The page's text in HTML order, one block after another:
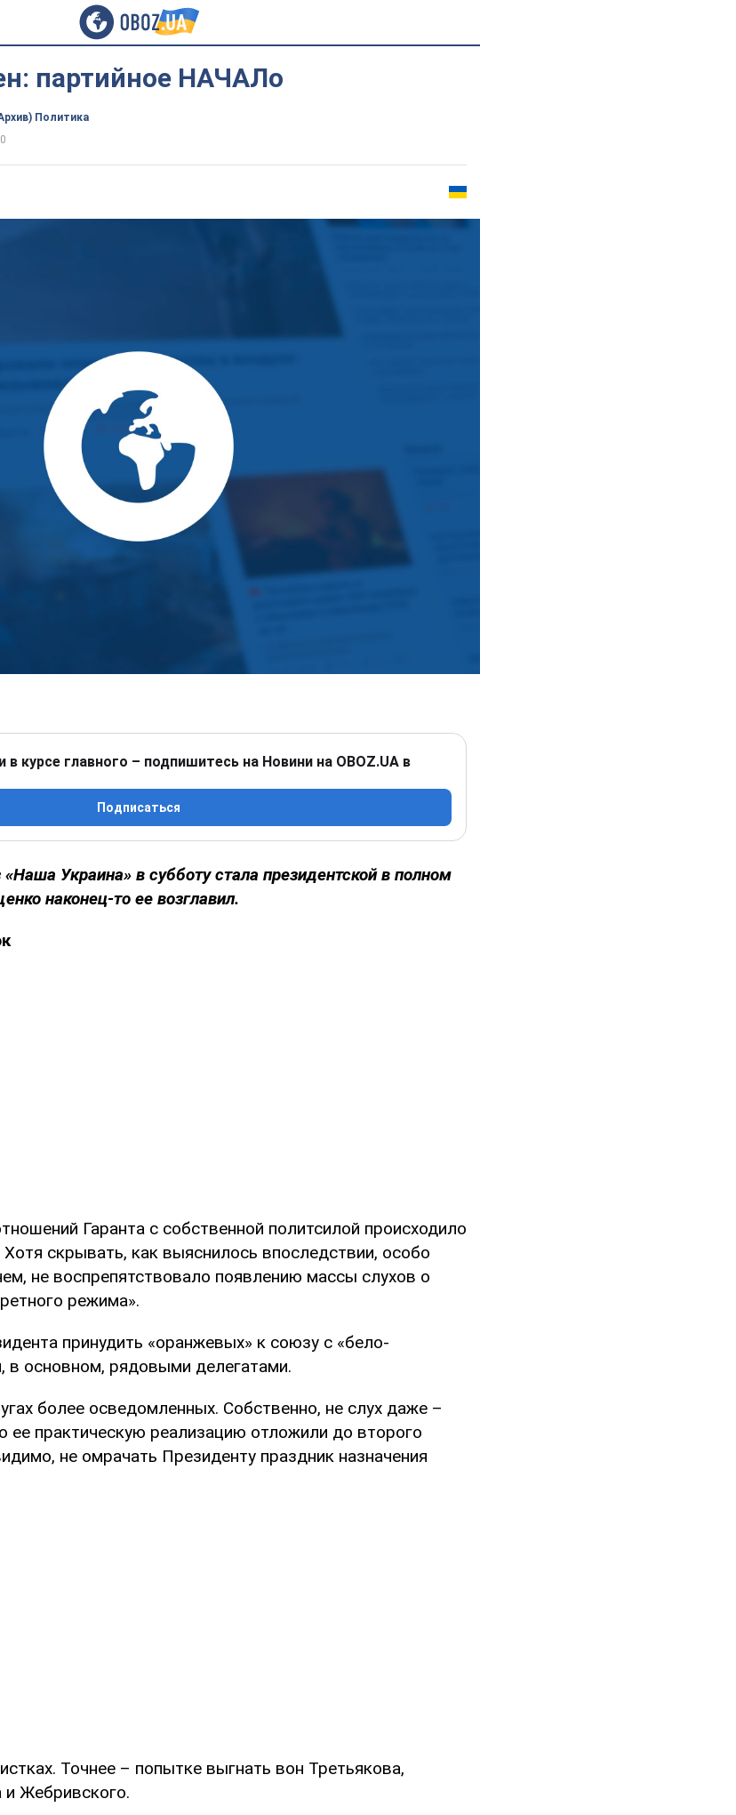
партийное НАЧАЛо
Политика
в курсе главного – подпишитесь на Новини на OBOZ.UA в
Подписаться
Украина» в субботу стала президентской в полном
наконец-то ее возглавил.
Гаранта с собственной политсилой происходило
скрывать, как выяснилось впоследствии, особо
не воспрепятствовало появлению массы слухов о
режима».
принудить «оранжевых» к союзу с «бело-
в основном, рядовыми делегатами.
более осведомленных. Собственно, не слух даже –
ее практическую реализацию отложили до второго
не омрачать Президенту праздник назначения
Точнее – попытке выгнать вон Третьякова,
Жебривского.